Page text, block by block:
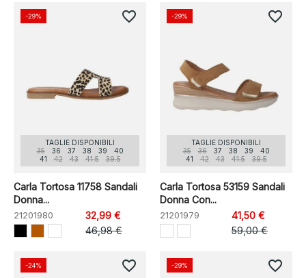
TAGLIE DISPONIBILI
35
36 37 38 39
40
41
42 43 41.5 39.5
Carla Tortosa 11758 Sandali
Donna...
21201980
32,99 €
46,98 €
-29% favorite_border
TAGLIE DISPONIBILI
35
36 37 38 39
40
41
42 43 41.5 39.5
Carla Tortosa 53159 Sandali
Donna Con...
21201979
41,50 €
59,00 €
-29% favorite_border
-24% favorite_border -29% favorite_border